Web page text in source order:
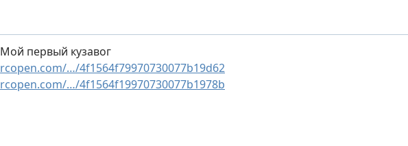
Мой первый кузавог
rcopen.com/…/4f1564f79970730077b19d62
rcopen.com/…/4f1564f19970730077b1978b